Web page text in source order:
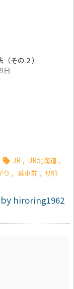
その２）
日
 JR , JR北海道 ,
り , 乗車券 , 切符
hiroring1962